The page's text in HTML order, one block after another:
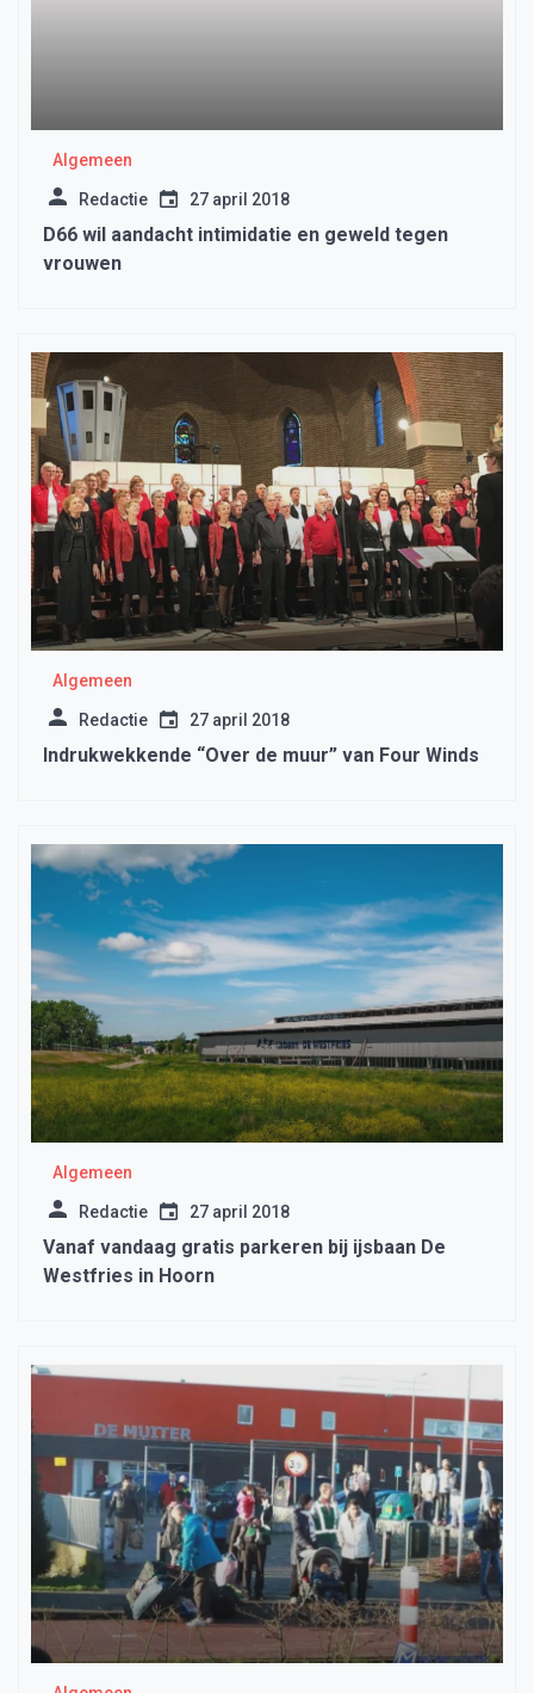
Algemeen
Redactie 27 april 2018
D66 wil aandacht intimidatie en geweld tegen
vrouwen
Algemeen
Redactie 27 april 2018
Indrukwekkende “Over de muur” van Four Winds
Algemeen
Redactie 27 april 2018
Vanaf vandaag gratis parkeren bij ijsbaan De
Westfries in Hoorn